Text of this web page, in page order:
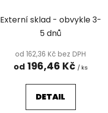
Externí sklad - obvykle 3-
5 dnů
od 162,36 Kč bez DPH
od 196,46 Kč / ks
DETAIL